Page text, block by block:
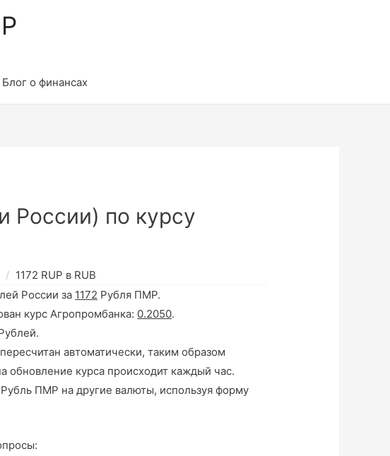
Блог о финансах
России) по курсу
1172 RUP в RUB
России за 1172 Рубля ПМР.
курс Агропромбанка: 0.2050.
автоматически, таким образом
обновление курса происходит каждый час.
ПМР на другие валюты, используя форму